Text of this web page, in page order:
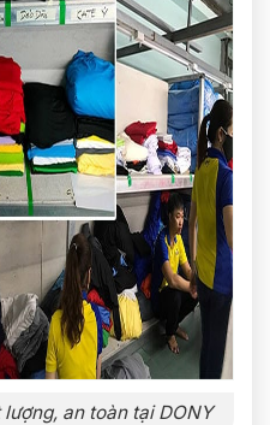
an toàn tại DONY